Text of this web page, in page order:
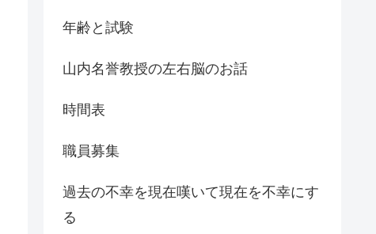
年齢と試験
山内名誉教授の左右脳のお話
時間表
職員募集
過去の不幸を現在嘆いて現在を不幸にす
る